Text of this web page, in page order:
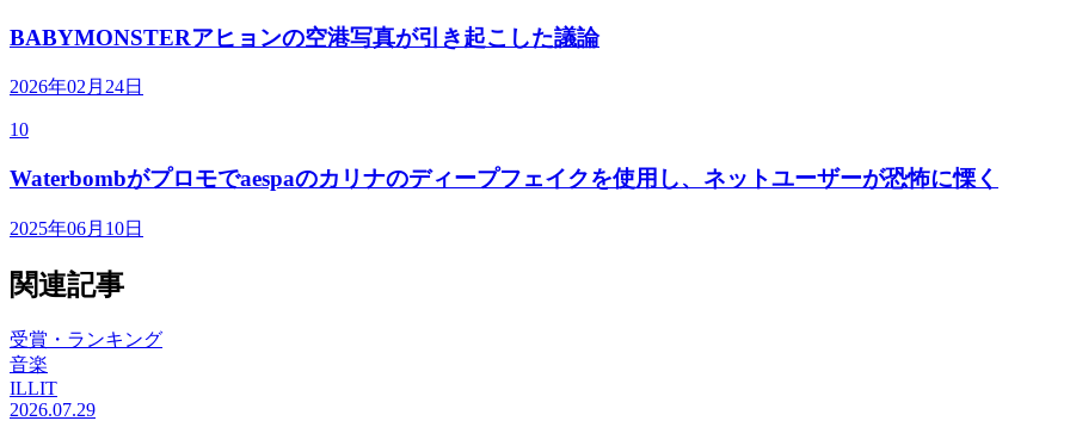
BABYMONSTERアヒョンの空港写真が引き起こした議論
2026年02月24日
10
Waterbombがプロモでaespaのカリナのディープフェイクを使用し、ネットユーザーが恐怖に慄く
2025年06月10日
関連記事
受賞・ランキング
音楽
ILLIT
2026.07.29